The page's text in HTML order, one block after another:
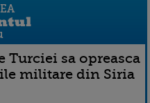
Turciei sa opreasca
militare din Siria